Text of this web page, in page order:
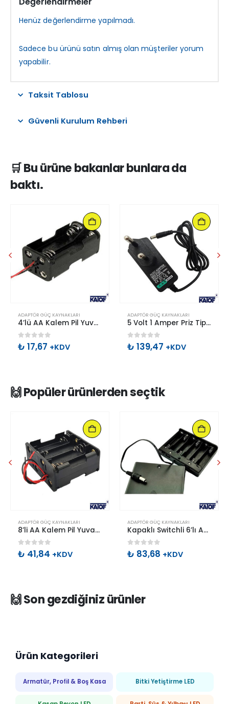
Henüz değerlendirme yapılmadı.
Sadece bu ürünü satın almış olan müşteriler yorum
yapabilir.
Taksit Tablosu
Güvenli Kurulum Rehberi
🛒 Bu ürüne bakanlar bunlara da
baktı.
ADAPTÖR GÜÇ KAYNAKLARI
4’lü AA Kalem Pil Yuvası Çift Taraflı
0 out of 5
₺ 17,67 +KDV
ADAPTÖR GÜÇ KAYNAKLARI
5 Volt 1 Amper Priz Tipi Plastik Adaptör
0 out of 5
₺ 139,47 +KDV
🙌 Popüler ürünlerden seçtik
ADAPTÖR GÜÇ KAYNAKLARI
8’li AA Kalem Pil Yuvası Çift Taraflı
0 out of 5
₺ 41,84 +KDV
ADAPTÖR GÜÇ KAYNAKLARI
Kapaklı Switchli 6’lı AA Kalem Pil Yuvası
0 out of 5
₺ 83,68 +KDV
🙌 Son gezdiğiniz ürünler
Ürün Kategorileri
Armatür, Profil & Boş Kasa Bitki Yetiştirme LED